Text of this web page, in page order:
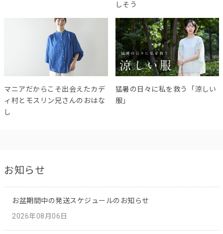
しそう
マニアだからこそ出会えたカデ
ィ村とモスリン兄さんのおはな
し
猛暑の日々に私を救う「涼しい
服」
お知らせ
お盆期間中の発送スケジュールのお知らせ
2026年08月06日